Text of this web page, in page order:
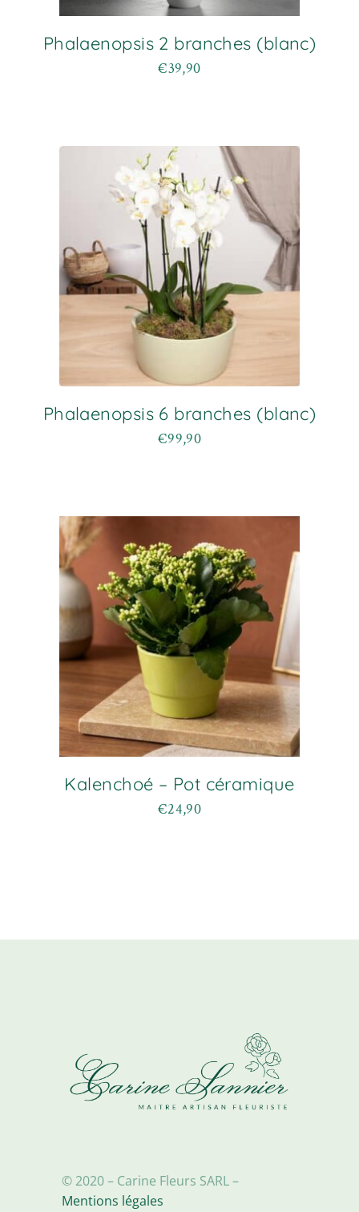
Phalaenopsis 2 branches (blanc)
€39,90
Phalaenopsis 6 branches (blanc)
€99,90
Kalenchoé – Pot céramique
€24,90
© 2020 – Carine Fleurs SARL –
Mentions légales